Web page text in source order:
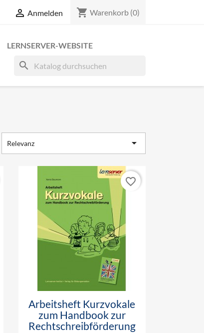
 Anmelden shopping_cart Warenkorb (0)
LERNSERVER-WEBSITE
search
Relevanz 
Vorschau
Arbeitsheft Kurzvokale
zum Handbook zur
Rechtschreibförderung
favorite_border